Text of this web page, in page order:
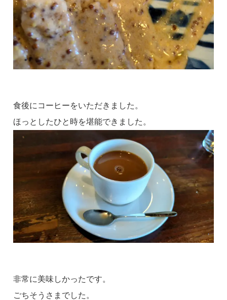
食後にコーヒーをいただきました。
ほっとしたひと時を堪能できました。
非常に美味しかったです。
ごちそうさまでした。